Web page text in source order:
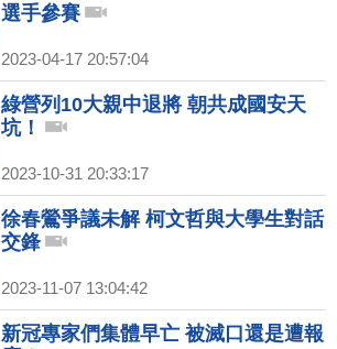
選手參賽
2023-04-17 20:57:04
綠營列10大親中退將 朝共成國安天
坑！
2023-10-31 20:33:17
徐春鶯爭議未解 柯文哲與大學生對話
交鋒
2023-11-07 13:04:42
新冠專家們集體早亡 被滅口還是遭報